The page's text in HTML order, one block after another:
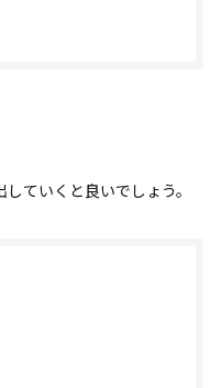
ていくと良いでしょう。